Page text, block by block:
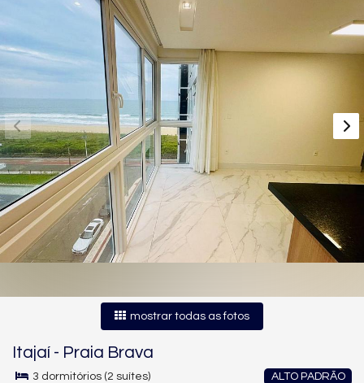
mostrar todas as fotos
Itajaí - Praia Brava
ALTO PADRÃO
3 dormitórios (2 suítes)